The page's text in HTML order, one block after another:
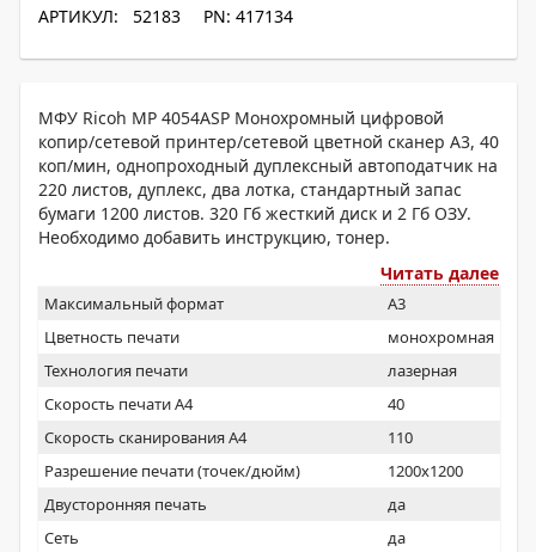
АРТИКУЛ: 52183 PN: 417134
МФУ Ricoh MP 4054ASP Монохромный цифровой
копир/сетевой принтер/сетевой цветной сканер A3, 40
коп/мин, однопроходный дуплексный автоподатчик на
220 листов, дуплекс, два лотка, стандартный запас
бумаги 1200 листов. 320 Гб жесткий диск и 2 Гб ОЗУ.
Необходимо добавить инструкцию, тонер.
Читать далее
Максимальный формат
A3
Цветность печати
монохромная
Технология печати
лазерная
Скорость печати А4
40
Скорость сканирования А4
110
Разрешение печати (точек/дюйм)
1200x1200
Двусторонняя печать
да
Сеть
да